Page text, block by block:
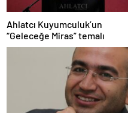
Ahlatcı Kuyumculuk’un
“Geleceğe Miras” temalı